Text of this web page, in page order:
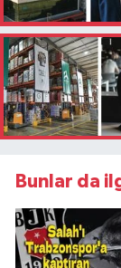
Bunlar da